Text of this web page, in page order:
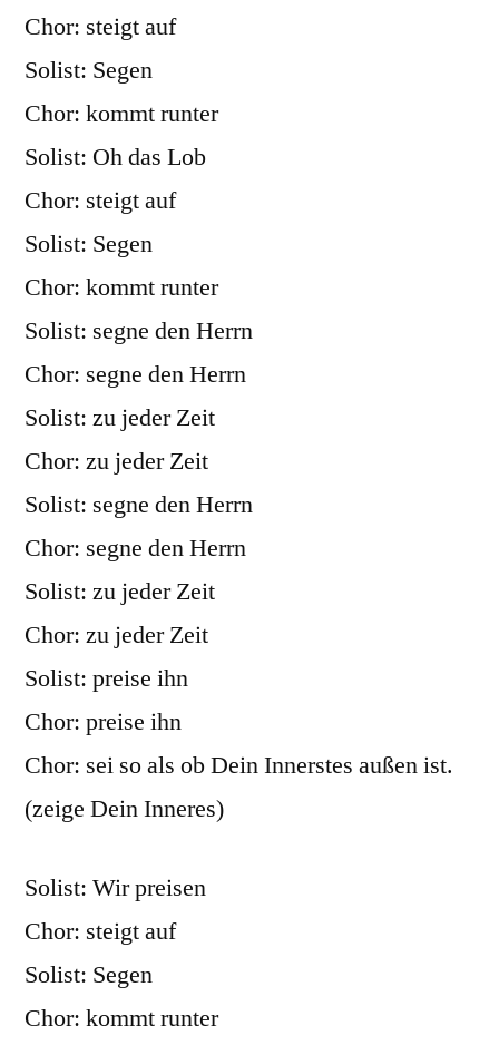
Chor: steigt auf
Solist: Segen
Chor: kommt runter
Solist: Oh das Lob
Chor: steigt auf
Solist: Segen
Chor: kommt runter
Solist: segne den Herrn
Chor: segne den Herrn
Solist: zu jeder Zeit
Chor: zu jeder Zeit
Solist: segne den Herrn
Chor: segne den Herrn
Solist: zu jeder Zeit
Chor: zu jeder Zeit
Solist: preise ihn
Chor: preise ihn
Chor: sei so als ob Dein Innerstes außen ist.
(zeige Dein Inneres)
Solist: Wir preisen
Chor: steigt auf
Solist: Segen
Chor: kommt runter